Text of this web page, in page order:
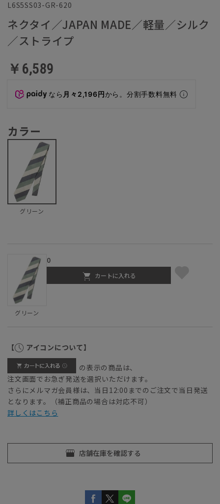
L6S5SS03-GR-620
ネクタイ／JAPAN MADE／軽量／シルク
／ストライプ
￥6,589
なら 月々2,196円から。分割手数料無料
カラー
グリーン
グリーン
0
カートに入れる
【 アイコンについて】
の表示の商品は、
注文画面でお急ぎ発送を選択いただけます。
さらにメルマガ会員様は、当日12:00までのご注文で当日発送
となります。（補正商品の場合は対応不可）
詳しくはこちら